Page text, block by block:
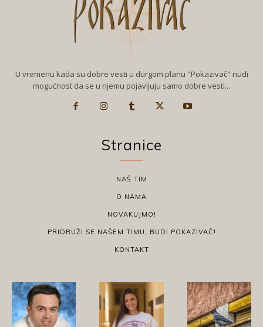
U vremenu kada su dobre vesti u durgom planu "Pokazivač" nudi
mogućnost da se u njemu pojavljuju samo dobre vesti...
Stranice
NAŠ TIM
O NAMA
NOVAKUJMO!
PRIDRUŽI SE NAŠEM TIMU, BUDI POKAZIVAČ!
KONTAKT